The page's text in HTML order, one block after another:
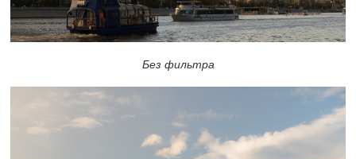
Без фильтра